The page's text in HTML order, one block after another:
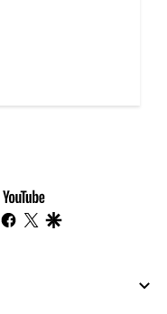
youtube-
footer
instagram
facebook
twitter